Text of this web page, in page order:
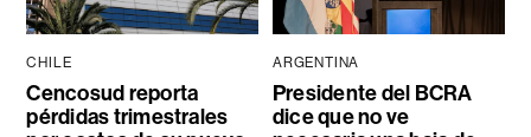
CHILE
Cencosud reporta
pérdidas trimestrales
ARGENTINA
Presidente del BCRA
dice que no ve